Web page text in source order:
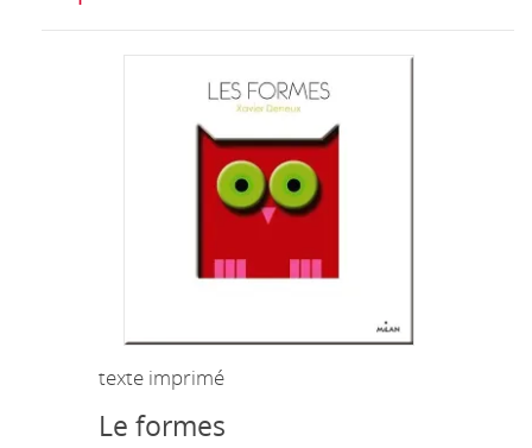
texte imprimé
Le formes